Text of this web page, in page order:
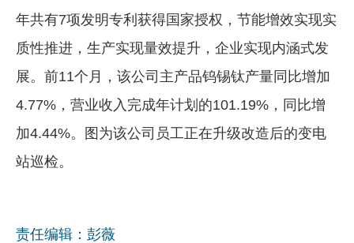
企业文化
《资源再生》杂志
年共有7项发明专利获得国家授权，节能增效实现实
质性推进，生产实现量效提升，企业实现内涵式发
展。前11个月，该公司主产品钨锡钛产量同比增加
4.77%，营业收入完成年计划的101.19%，同比增
加4.44%。图为该公司员工正在升级改造后的变电
站巡检。
责任编辑：彭薇